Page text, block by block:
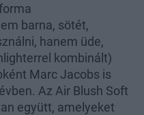
barna, sötét,
hanem üde,
kombinált)
Marc Jacobs is
Az Air Blush Soft
együtt, amelyeket